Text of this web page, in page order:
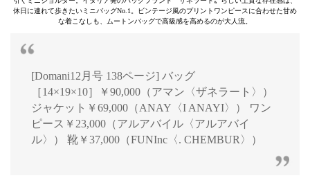
休日に連れて歩きたいミニバッグNo.1。ビンテージ風のプリントワンピースに合わせた甘め
な着こなしも、ムートンバッグで高級感を高めるのが大人流。
[Domani12月号 138ページ] バッグ
［14×19×10］￥90,000（アマン〈ザネラート〉）
ジャケット￥69,000（ANAY〈I ANAYI〉） ワン
ピース￥23,000（アルアバイル〈アルアバイ
ル〉） 靴￥37,000（FUNInc〈. CHEMBUR〉）